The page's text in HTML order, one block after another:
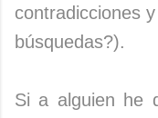
contradicciones
búsquedas?).
Si a alguien he